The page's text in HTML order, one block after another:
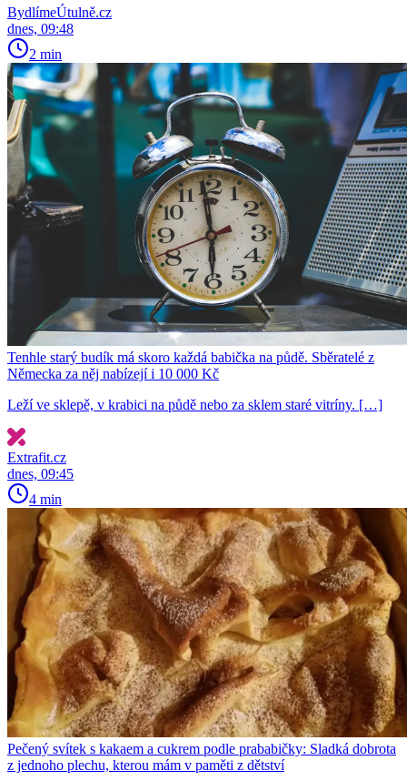
BydlímeÚtulně.cz
dnes, 09:48
2 min
Tenhle starý budík má skoro každá babička na půdě. Sběratelé z
Německa za něj nabízejí i 10 000 Kč
Leží ve sklepě, v krabici na půdě nebo za sklem staré vitríny. […]
Extrafit.cz
dnes, 09:45
4 min
Pečený svítek s kakaem a cukrem podle prababičky: Sladká dobrota
z jednoho plechu, kterou mám v paměti z dětství